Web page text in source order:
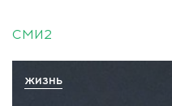
СМИ2
ЖИЗНЬ